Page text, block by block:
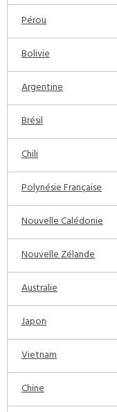
Pérou
Bolivie
Argentine
Brésil
Chili
Polynésie Française
Nouvelle Calédonie
Nouvelle Zélande
Australie
Japon
Vietnam
Chine